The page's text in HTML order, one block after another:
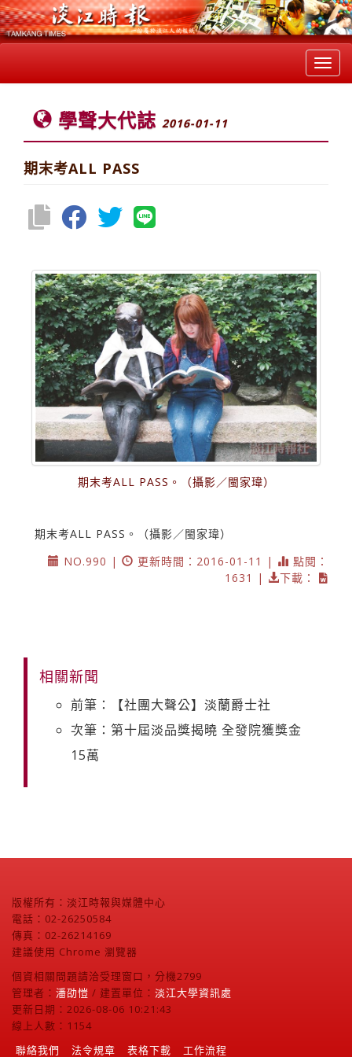
學聲大代誌 2016-01-11
期末考ALL PASS
期末考ALL PASS。（攝影／閩家瑋）
期末考ALL PASS。（攝影／閩家瑋）
NO.990 |
更新時間：2016-01-11 |
點閱：
1631 |
下載：
相關新聞
前筆：【社團大聲公】淡蘭爵士社
次筆：第十屆淡品獎揭曉 全發院獲獎金
15萬
版權所有：淡江時報與媒體中心
電話：02-26250584
傳真：02-26214169
建議使用 Chrome 瀏覽器
個資相關問題請洽受理窗口，分機2799
管理者： 潘劭愷 / 建置單位： 淡江大學資訊處
更新日期：2026-08-06 10:21:43
線上人數：1154
聯絡我們
法令規章 表格下載 工作流程